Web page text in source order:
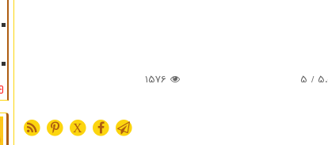
/ 5
1576
X